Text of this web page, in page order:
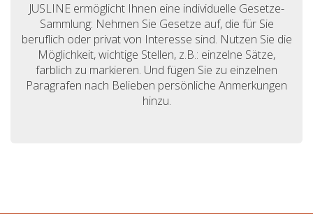
JUSLINE ermöglicht Ihnen eine individuelle Gesetze-
Sammlung: Nehmen Sie Gesetze auf, die für Sie
beruflich oder privat von Interesse sind. Nutzen Sie die
Möglichkeit, wichtige Stellen, z.B.: einzelne Sätze,
farblich zu markieren. Und fügen Sie zu einzelnen
Paragrafen nach Belieben persönliche Anmerkungen
hinzu.